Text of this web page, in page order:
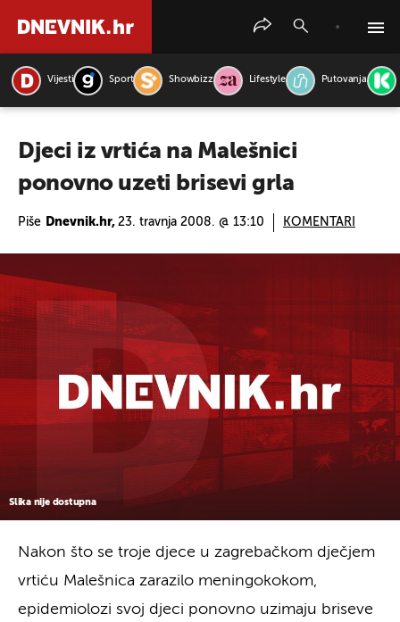
Vijesti Sport Showbizz Lifestyle Putovanja
Djeci iz vrtića na Malešnici
ponovno uzeti brisevi grla
Piše Dnevnik.hr, 23. travnja 2008. @ 13:10 KOMENTARI
Slika nije dostupna
Nakon što se troje djece u zagrebačkom dječjem
vrtiću Malešnica zarazilo meningokokom,
epidemiolozi svoj djeci ponovno uzimaju briseve
PRETRAŽITE VIJESTI